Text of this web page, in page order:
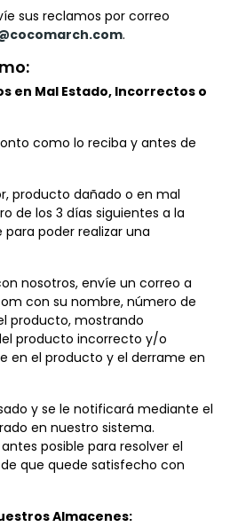
sus reclamos por correo
.
en Mal Estado, Incorrectos o
como lo reciba y antes de
producto dañado o en mal
de los 3 días siguientes a la
poder realizar una
nosotros, envíe un correo a
con su nombre, número de
producto, mostrando
producto incorrecto y/o
en el producto y el derrame en
y se le notificará mediante el
en nuestro sistema.
posible para resolver el
que quede satisfecho con
Almacenes: